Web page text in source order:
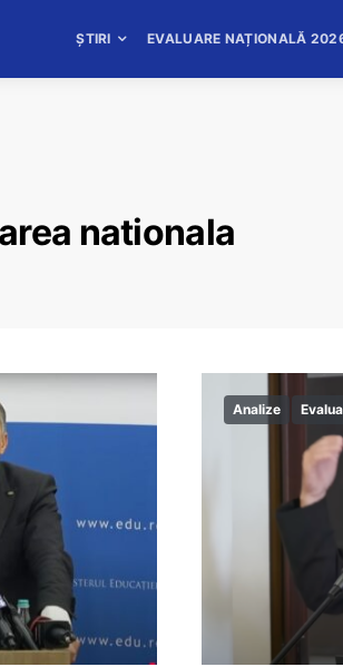
ȘTIRI EVALUARE NAȚIONALĂ
nationala
Analize